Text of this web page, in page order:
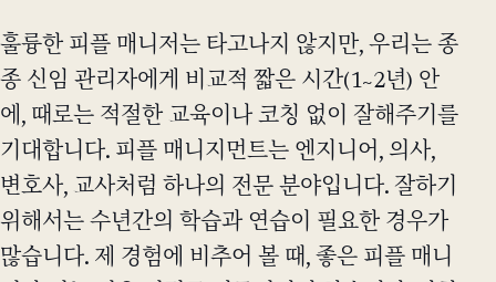
훌륭한 피플 매니저는 타고나지 않지만, 우리는 종
종 신임 관리자에게 비교적 짧은 시간(1~2년) 안
에, 때로는 적절한 교육이나 코칭 없이 잘해주기를
기대합니다. 피플 매니지먼트는 엔지니어, 의사,
변호사, 교사처럼 하나의 전문 분야입니다. 잘하기
위해서는 수년간의 학습과 연습이 필요한 경우가
많습니다. 제 경험에 비추어 볼 때, 좋은 피플 매니